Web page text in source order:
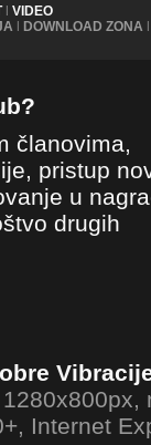
| VIDEO
| DOWNLOAD ZONA |
članovima,
pristup
u
drugih
Internet